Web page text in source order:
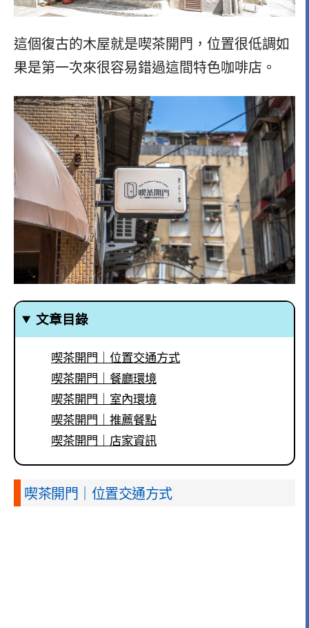
這個復古的木屋就是喫茶開門，位置很低調如
果是第一次來很容易錯過這間特色咖啡店。
文章目錄
喫茶開門｜位置交通方式
喫茶開門｜餐廳環境
喫茶開門｜室內環境
喫茶開門｜推薦餐點
喫茶開門｜店家資訊
喫茶開門｜位置交通方式